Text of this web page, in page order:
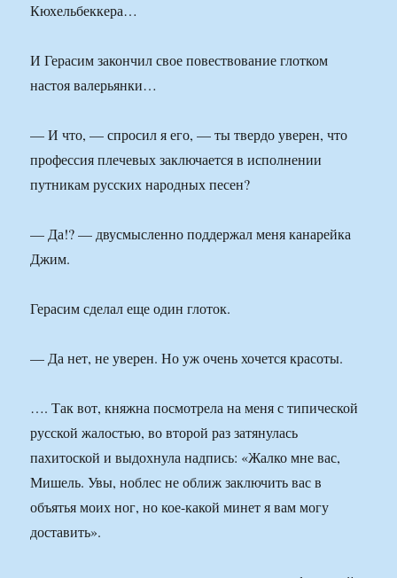
Кюхельбеккера…
И Герасим закончил свое повествование глотком
настоя валерьянки…
— И что, — спросил я его, — ты твердо уверен, что
профессия плечевых заключается в исполнении
путникам русских народных песен?
— Да!? — двусмысленно поддержал меня канарейка
Джим.
Герасим сделал еще один глоток.
— Да нет, не уверен. Но уж очень хочется красоты.
…. Так вот, княжна посмотрела на меня с типической
русской жалостью, во второй раз затянулась
пахитоской и выдохнула надпись: «Жалко мне вас,
Мишель. Увы, ноблес не оближ заключить вас в
объятья моих ног, но кое-какой минет я вам могу
доставить».